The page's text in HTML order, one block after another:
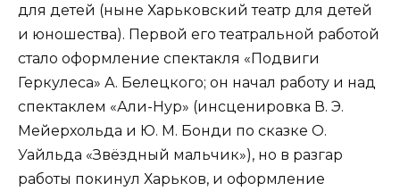
для детей (ныне Харьковский театр для детей
и юношества). Первой его театральной работой
стало оформление спектакля «Подвиги
Геркулеса» А. Белецкого; он начал работу и над
спектаклем «Али-Нур» (инсценировка В. Э.
Мейерхольда и Ю. М. Бонди по сказке О.
Уайльда «Звёздный мальчик»), но в разгар
работы покинул Харьков, и оформление